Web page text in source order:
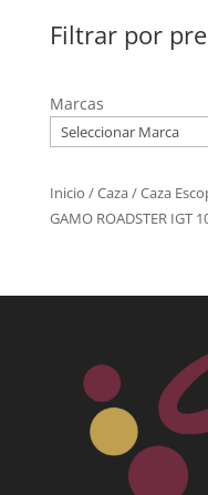
Filtrar por
Marcas
Inicio /Caza/Caza
GAMO ROADSTER IGT